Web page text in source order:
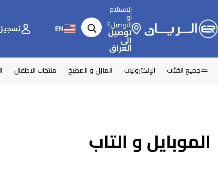
الاستلام
أو
التوصيل؟
توصيل
إلى
العراق
EN تسجيل
جميع الفئات الإلكترونيات المنزل و المطبخ منتجات الاطفال
الموبايل و التاب